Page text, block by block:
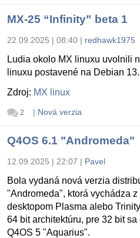
MX-25 “Infinity” beta 1
22.09.2025 | 08:40 | redhawk1975
Ludia okolo MX linuxu uvolnili
linuxu postavené na Debian 13.
Zdroj: MX linux
2 | Nová verzia
Q4OS 6.1 "Andromeda"
12.09.2025 | 22:07 | Pavel
Bola vydaná nová verzia
"Andromeda", ktorá vychádza
desktopom Plasma alebo
64 bit architektúru, pre 32 bit
Q4OS 5 "Aquarius".